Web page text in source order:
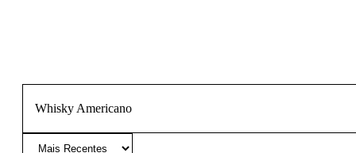
Whisky Americano